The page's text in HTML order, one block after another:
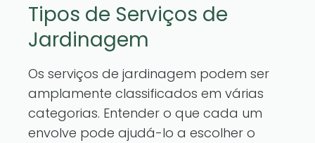
Tipos de Serviços de
Jardinagem
Os serviços de jardinagem podem ser
amplamente classificados em várias
categorias. Entender o que cada um
envolve pode ajudá-lo a escolher o